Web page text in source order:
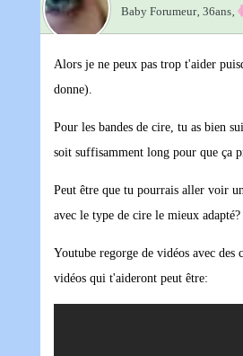
Baby Forumeur‚ 36ans‚
Alors je ne peux pas trop t'aider
donne).
Pour les bandes de cire, tu as bien
soit suffisamment long pour que ça
Peut être que tu pourrais aller voir
avec le type de cire le mieux adapté?
Youtube regorge de vidéos avec
vidéos qui t'aideront peut être: